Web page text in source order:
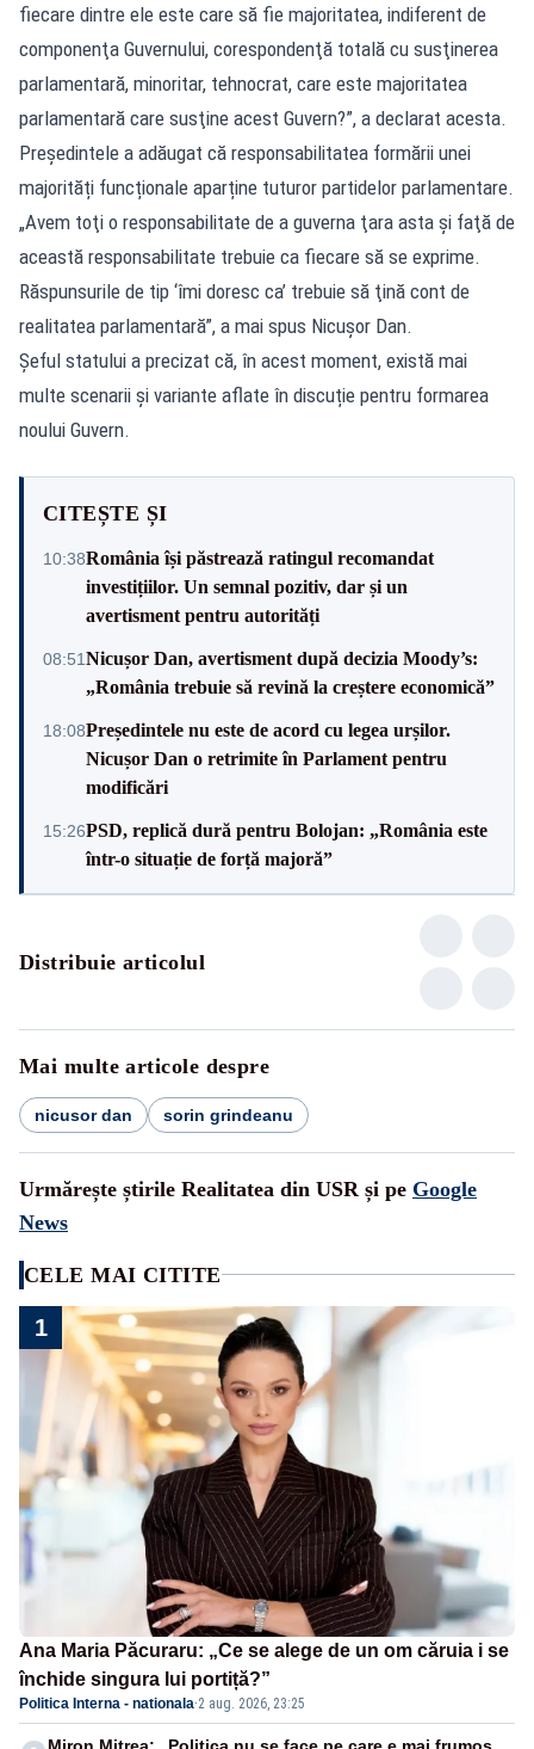
fiecare dintre ele este care să fie majoritatea, indiferent de
componenţa Guvernului, corespondenţă totală cu susţinerea
parlamentară, minoritar, tehnocrat, care este majoritatea
parlamentară care susţine acest Guvern?”, a declarat acesta.
Președintele a adăugat că responsabilitatea formării unei
majorități funcționale aparține tuturor partidelor parlamentare.
„Avem toţi o responsabilitate de a guverna ţara asta şi faţă de
această responsabilitate trebuie ca fiecare să se exprime.
Răspunsurile de tip ‘îmi doresc ca’ trebuie să ţină cont de
realitatea parlamentară”, a mai spus Nicuşor Dan.
Șeful statului a precizat că, în acest moment, există mai
multe scenarii și variante aflate în discuție pentru formarea
noului Guvern.
CITEȘTE ȘI
10:38România își păstrează ratingul recomandat
investițiilor. Un semnal pozitiv, dar și un
avertisment pentru autorități
08:51Nicușor Dan, avertisment după decizia Moody’s:
„România trebuie să revină la creștere economică”
18:08Președintele nu este de acord cu legea urșilor.
Nicușor Dan o retrimite în Parlament pentru
modificări
15:26PSD, replică dură pentru Bolojan: „România este
într-o situație de forță majoră”
Distribuie articolul
Mai multe articole despre
nicusor dan sorin grindeanu
Urmărește știrile Realitatea din USR și pe Google
News
CELE MAI CITITE
1
Ana Maria Păcuraru: „Ce se alege de un om căruia i se
închide singura lui portiță?”
Politica Interna - nationala·2 aug. 2026, 23:25